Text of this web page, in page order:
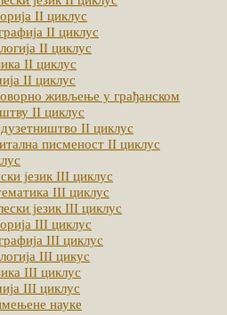
II циклус
II циклус
II циклус
II циклус
II циклус
живљење у грађанском
II циклус
II циклус
писменост II циклус
језик III циклус
III циклус
језик III циклус
III циклус
III циклус
III цикус
III циклус
III циклус
науке